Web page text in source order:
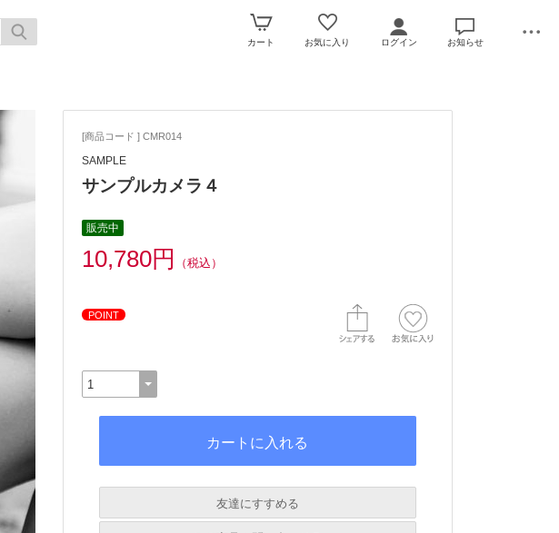
カート お気に入り ログイン お知らせ
[商品コード ] CMR014
SAMPLE
サンプルカメラ４
販売中
10,780円 （税込）
POINT
友達にすすめる